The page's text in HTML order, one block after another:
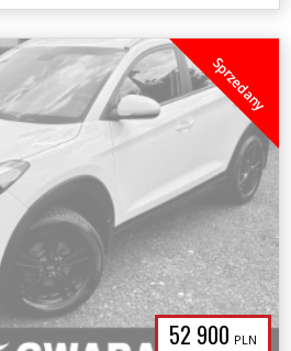
52 900 PLN
Sprzedany